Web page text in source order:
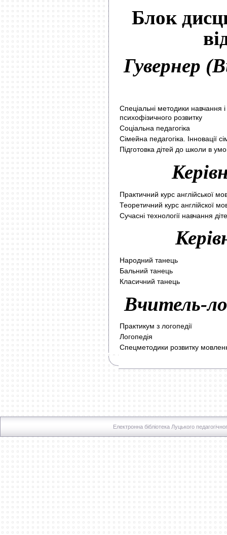
Блок
Гувернер
Спеціальні методики навчання
психофізичного розвитку
Соціальна педагогіка
Сімейна педагогіка. Інновації
Підготовка дітей до школи в
Практичний курс англійської
Теоретичний курс англійскої
Сучасні технології навчання
Народний танець
Бальний танець
Класичний танець
Вчитель-
Практикум з логопедії
Логопедія
Спецметодики розвитку
Електронна бібліотека Луцького